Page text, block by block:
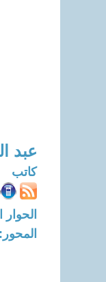
عبد
كاتب
الحوار